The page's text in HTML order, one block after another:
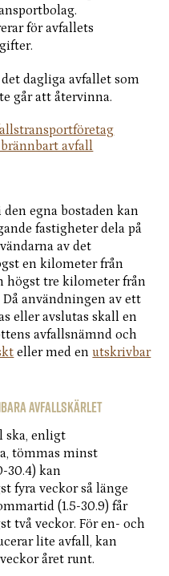
för avfallets
dagliga avfallet som
går att återvinna.
avfall
egna bostaden kan
fastigheter dela på
av det
en kilometer från
högst tre kilometer från
användningen av ett
eller avslutas skall en
avfallsnämnd och
eller med enutskrivbar
avfallskärlet
ska, enligt
tömmas minst
30.4) kan
fyra veckor så länge
(1.5-30.9) får
två veckor. För en- och
lite avfall, kan
året runt.